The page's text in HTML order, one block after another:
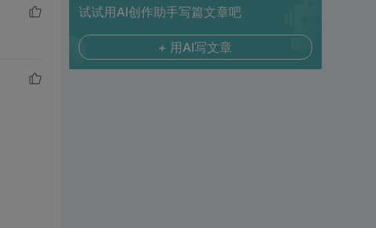
试试用AI创作助手写篇文章吧
+ 用AI写文章